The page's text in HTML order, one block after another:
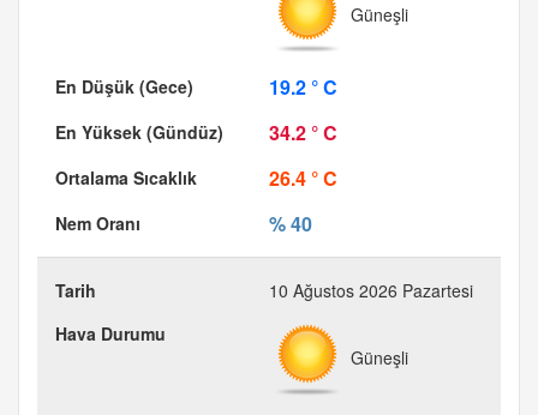
Güneşli
19.2 ° C
34.2 ° C
26.4 ° C
% 40
10 Ağustos 2026 Pazartesi
Güneşli